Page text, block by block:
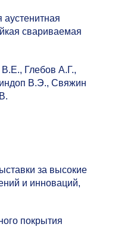
аустенитная
свариваемая
Глебов А.Г.,
В.Э., Свяжин
за высокие
и инноваций,
покрытия